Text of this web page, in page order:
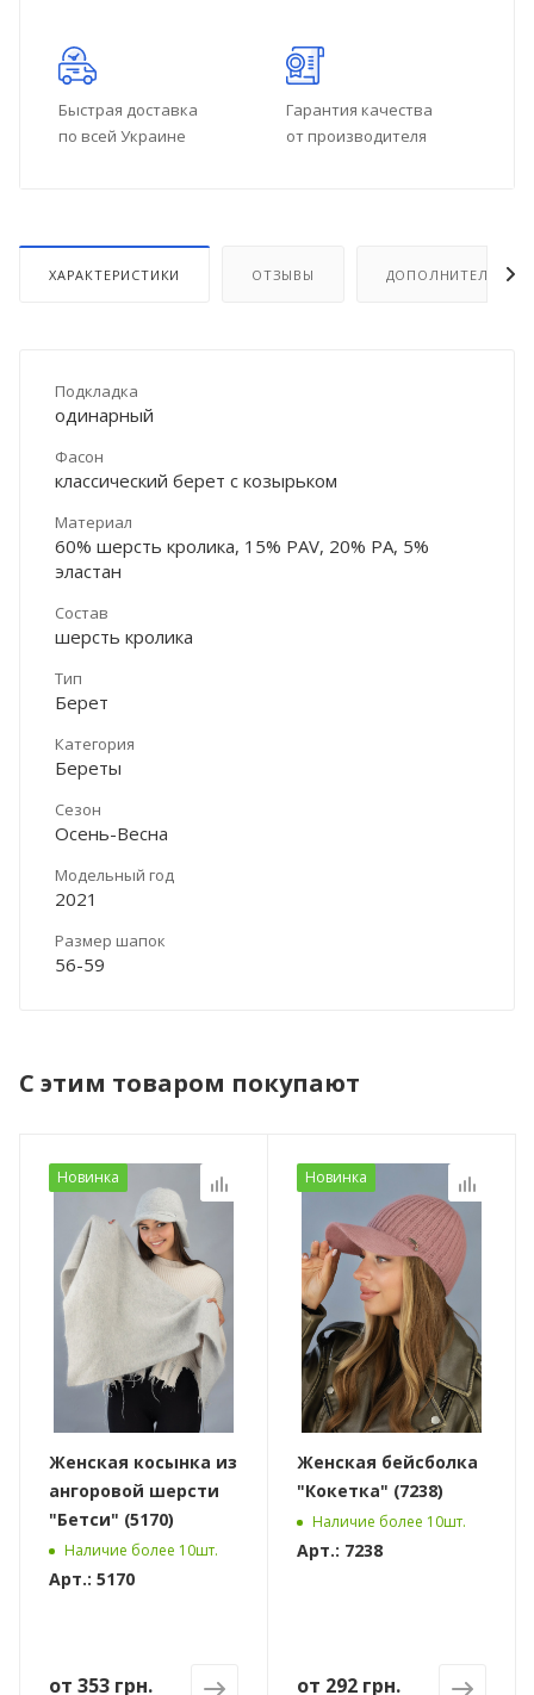
Быстрая доставка
по всей Украине
Гарантия качества
от производителя
ХАРАКТЕРИСТИКИ ОТЗЫВЫ ДОПОЛНИТЕЛЬНО
Подкладка
одинарный
Фасон
классический берет с козырьком
Материал
60% шерсть кролика, 15% PAV, 20% PA, 5%
эластан
Состав
шерсть кролика
Тип
Берет
Категория
Береты
Сезон
Осень-Весна
Модельный год
2021
Размер шапок
56-59
С этим товаром покупают
Новинка
Женская косынка из
ангоровой шерсти
"Бетси" (5170)
Наличие более 10шт.
Арт.: 5170
от 353 грн.
Новинка
Женская бейсболка
"Кокетка" (7238)
Наличие более 10шт.
Арт.: 7238
от 292 грн.